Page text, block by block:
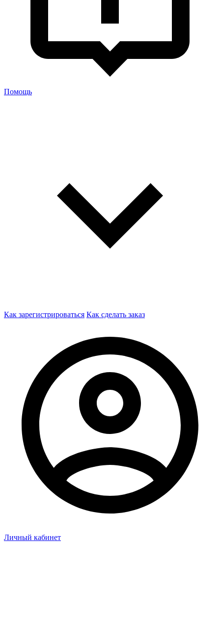
Помощь
Как зарегистрироваться Как сделать заказ
Личный кабинет